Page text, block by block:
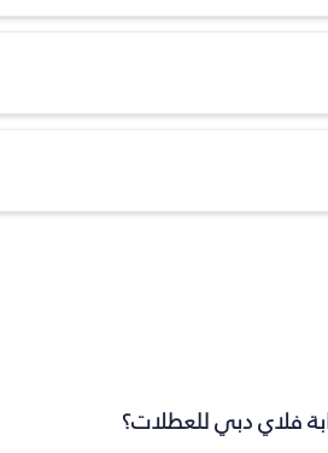
فلاي دبي للعطلات؟